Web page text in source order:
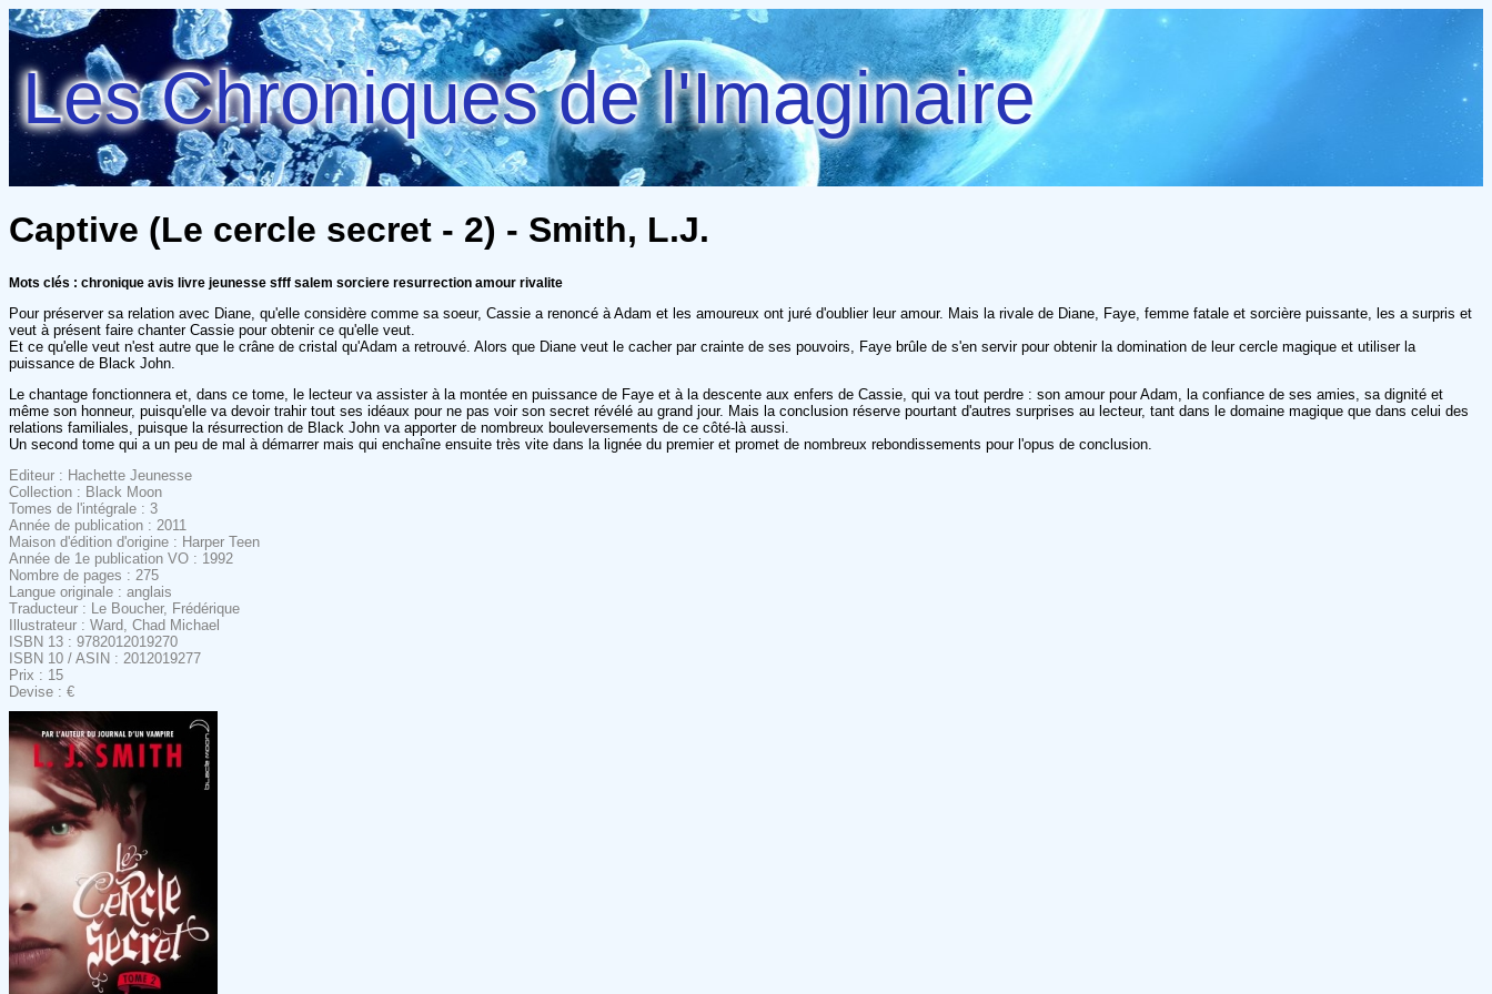
Les Chroniques de l'Imaginaire
Captive (Le cercle secret - 2) - Smith, L.J.
Mots clés : chronique avis livre jeunesse sfff salem sorciere resurrection amour rivalite
Pour préserver sa relation avec Diane, qu'elle considère comme sa soeur, Cassie a renoncé à Adam et les amoureux ont juré d'oublier leur amour. Mais la rivale de Diane, Faye, femme fatale et sorcière puissante, les a surpris et
veut à présent faire chanter Cassie pour obtenir ce qu'elle veut.
Et ce qu'elle veut n'est autre que le crâne de cristal qu'Adam a retrouvé. Alors que Diane veut le cacher par crainte de ses pouvoirs, Faye brûle de s'en servir pour obtenir la domination de leur cercle magique et utiliser la
puissance de Black John.
Le chantage fonctionnera et, dans ce tome, le lecteur va assister à la montée en puissance de Faye et à la descente aux enfers de Cassie, qui va tout perdre : son amour pour Adam, la confiance de ses amies, sa dignité et
même son honneur, puisqu'elle va devoir trahir tout ses idéaux pour ne pas voir son secret révélé au grand jour. Mais la conclusion réserve pourtant d'autres surprises au lecteur, tant dans le domaine magique que dans celui des
relations familiales, puisque la résurrection de Black John va apporter de nombreux bouleversements de ce côté-là aussi.
Un second tome qui a un peu de mal à démarrer mais qui enchaîne ensuite très vite dans la lignée du premier et promet de nombreux rebondissements pour l'opus de conclusion.
Editeur : Hachette Jeunesse
Collection : Black Moon
Tomes de l'intégrale : 3
Année de publication : 2011
Maison d'édition d'origine : Harper Teen
Année de 1e publication VO : 1992
Nombre de pages : 275
Langue originale : anglais
Traducteur : Le Boucher, Frédérique
Illustrateur : Ward, Chad Michael
ISBN 13 : 9782012019270
ISBN 10 / ASIN : 2012019277
Prix : 15
Devise : €